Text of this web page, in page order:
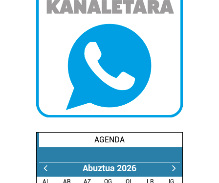
AGENDA
Abuztua 2026
AL. AR. AZ. OG. OL. LR.
IG.